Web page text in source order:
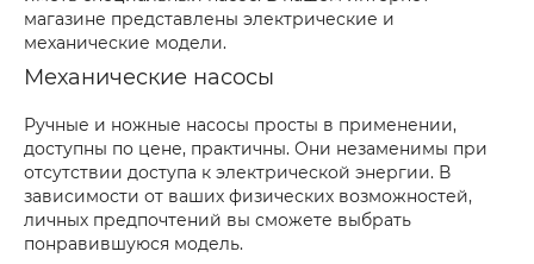
магазине представлены электрические и
механические модели.
Механические насосы
Ручные и ножные насосы просты в применении,
доступны по цене, практичны. Они незаменимы при
отсутствии доступа к электрической энергии. В
зависимости от ваших физических возможностей,
личных предпочтений вы сможете выбрать
понравившуюся модель.